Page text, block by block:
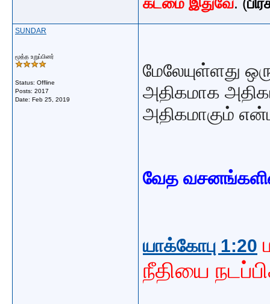
SUNDAR
மூத்த உறுப்பினர்
Status: Offline
Posts: 2017
Date: Feb 25, 2019
மேலேயுள்ளது
அதிகமாக
அதிகமாகும்
வேத
யாக்கோபு 1:20
நீதியை